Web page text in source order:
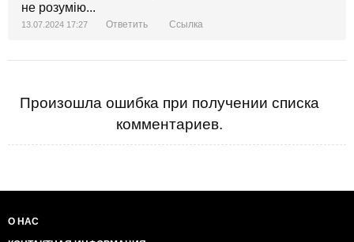
не розумію...
13.07.2024 17:27 Ответить Ссылка
Произошла ошибка при получении списка
комментариев.
О НАС